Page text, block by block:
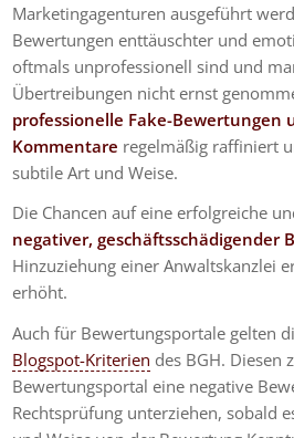
Marketingagenturen ausgeführt
Bewertungen enttäuschter und
oftmals unprofessionell sind und
Übertreibungen nicht ernst
professionelle Fake-Bewertungen
Kommentare regelmäßig raffiniert
subtile Art und Weise.
Die Chancen auf eine erfolgreiche
negativer, geschäftsschädigender
Hinzuziehung einer Anwaltskanzlei
erhöht.
Auch für Bewertungsportale gelten
Blogspot-Kriterien des BGH. Diesen
Bewertungsportal eine negative
Rechtsprüfung unterziehen, sobald